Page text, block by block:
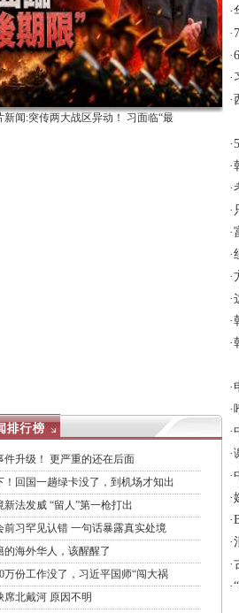
新闻:突传两大战区异动！ 习面临“最
件升级！ 更严重的还在后面
！回国一趟绿卡没了，到机场才知出
新法发威 “留人”第一枪打出
前习罕见认错 一句话暴露真实处境
的海外华人，该醒醒了
万份工作没了，习近平国师“闯大祸
席北戴河 原因不明
·
·
·
·
·
·
·
·
·
·
·
·
·
·
·
·
·
·
·
·
·
·
·
·
·